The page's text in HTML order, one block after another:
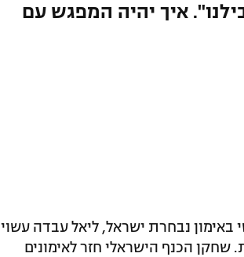
איך יהיה המפגש עם
נבחרת ישראל, ליאל עבדה עשוי
שחקן הכנף הישראלי חזר לאימונים